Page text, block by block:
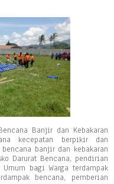
Banjir dan Kebakaran
kecepatan berpikir dan
banjir dan kebakaran
Darurat Bencana, pendirian
bagi Warga terdampak
bencana, pemberian